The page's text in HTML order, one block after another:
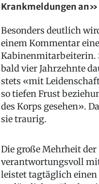
Krankmeldungen an»
Besonders deutlich
einem Kommentar
Kabinenmitarbeiterin.
bald vier Jahrzehnte
stets «mit
so tiefen Frust
des Korps gesehen».
sie traurig.
Die große Mehrheit
verantwortungsvoll
leistet tagtäglich